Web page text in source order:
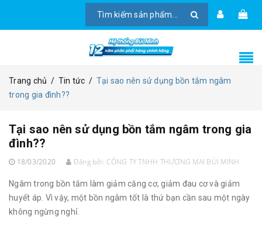
Trang chủ / Tin tức / Tại sao nên sử dụng bồn tắm ngâm
trong gia đình??
Tại sao nên sử dụng bồn tắm ngâm trong gia
đình??
18/03/2020 Đăng bởi: CÔNG TY TNHH THƯƠNG MẠI BÙI MINH
Ngâm trong bồn tắm làm giảm căng cơ, giảm đau cơ và giảm
huyết áp. Vì vậy, một bồn ngâm tốt là thứ bạn cần sau một ngày
không ngừng nghỉ.